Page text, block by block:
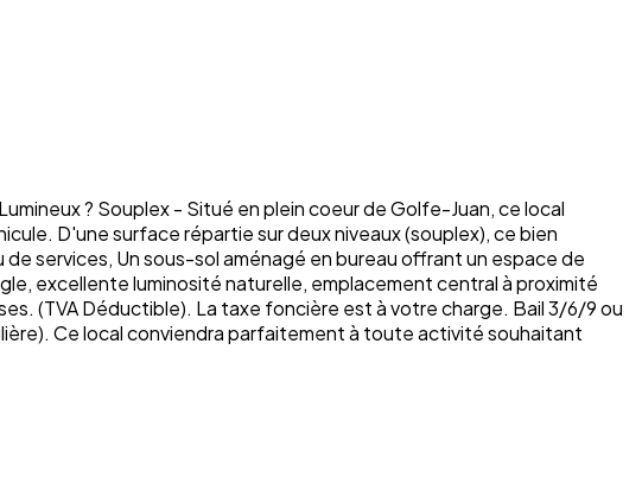
? Souplex - Situé en plein coeur de Golfe-Juan, ce local
D'une surface répartie sur deux niveaux (souplex), ce bien
services, Un sous-sol aménagé en bureau offrant un espace de
excellente luminosité naturelle, emplacement central à proximité
(TVA Déductible). La taxe foncière est à votre charge. Bail 3/6/9 ou
Ce local conviendra parfaitement à toute activité souhaitant